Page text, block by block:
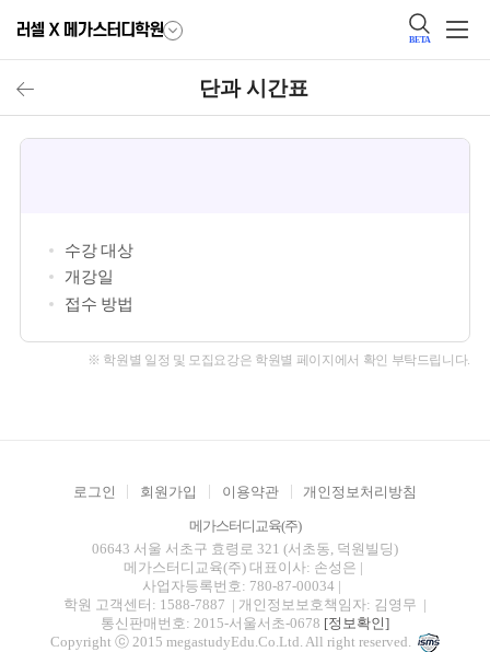
BETA
단과 시간표
수강 대상
개강일
접수 방법
※ 학원별 일정 및 모집요강은 학원별 페이지에서 확인 부탁드립니다.
로그인 회원가입 이용약관 개인정보처리방침
메가스터디교육(주)
06643 서울 서초구 효령로 321 (서초동, 덕원빌딩)
메가스터디교육(주) 대표이사: 손성은 |
사업자등록번호: 780-87-00034 |
학원 고객센터: 1588-7887 | 개인정보보호책임자: 김영무 |
통신판매번호: 2015-서울서초-0678 [정보확인]
Copyright ⓒ 2015 megastudyEdu.Co.Ltd. All right reserved.